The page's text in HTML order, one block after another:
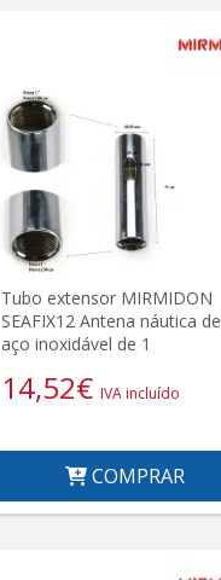
Tubo extensor MIRMIDON
SEAFIX12 Antena náutica de
aço inoxidável de 1
14,52€ IVA incluído
COMPRAR